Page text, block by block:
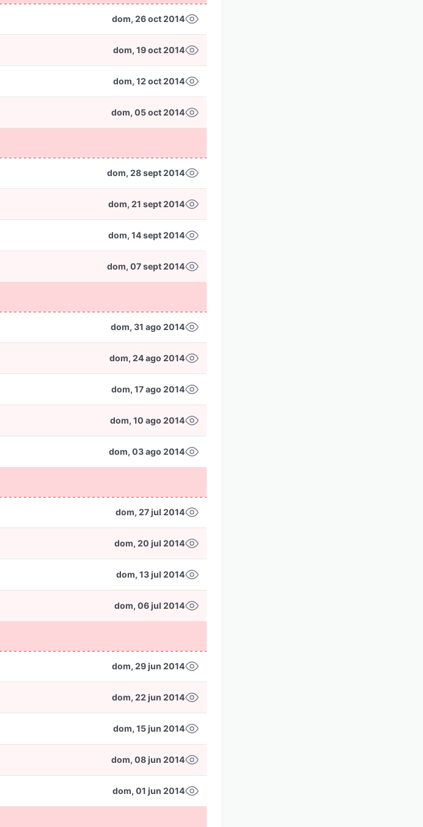
dom, 26 oct 2014
dom, 19 oct 2014
dom, 12 oct 2014
dom, 05 oct 2014
dom, 28 sept 2014
dom, 21 sept 2014
dom, 14 sept 2014
dom, 07 sept 2014
dom, 31 ago 2014
dom, 24 ago 2014
dom, 17 ago 2014
dom, 10 ago 2014
dom, 03 ago 2014
dom, 27 jul 2014
dom, 20 jul 2014
dom, 13 jul 2014
dom, 06 jul 2014
dom, 29 jun 2014
dom, 22 jun 2014
dom, 15 jun 2014
dom, 08 jun 2014
dom, 01 jun 2014